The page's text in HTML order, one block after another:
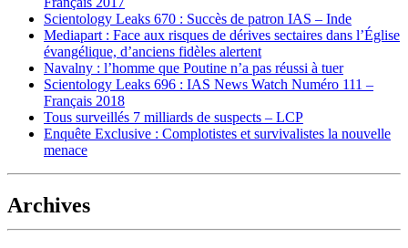
Scientology Leaks 670 : Succès de patron IAS – Inde
Mediapart : Face aux risques de dérives sectaires dans l’Église
évangélique, d’anciens fidèles alertent
Navalny : l’homme que Poutine n’a pas réussi à tuer
Scientology Leaks 696 : IAS News Watch Numéro 111 –
Français 2018
Tous surveillés 7 milliards de suspects – LCP
Enquête Exclusive : Complotistes et survivalistes la nouvelle
menace
Archives